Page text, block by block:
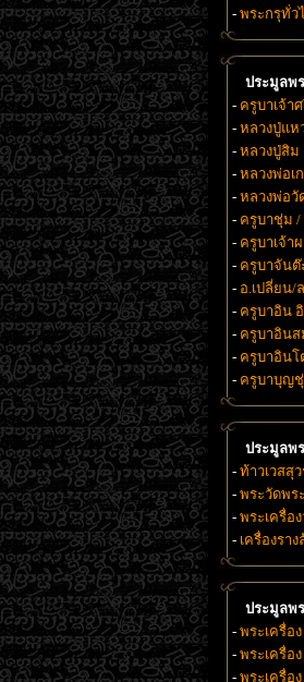
- พระกรุทั่ว
ประมูลพ
- ครูบาเจ้า
- หลวงปู่แห
- หลวงปู่สิม
- หลวงพ่อเ
- หลวงพ่อ
- ครูบาชุ่ม
- ครูบาเจ้า
- ครูบาจันต๊
- อ.เปลี่ยน/
- ครูบาอิน
- ครูบาอิน
- ครูบาอินโ
- ครูบาบุญ
ประมูลพ
- ท้าวเวสสุ
- พระวัดพร
- พระเครื่อ
- เครื่องรา
ประมูลพ
- พระเครื่อ
- พระเครื่อ
- พระเครื่อ